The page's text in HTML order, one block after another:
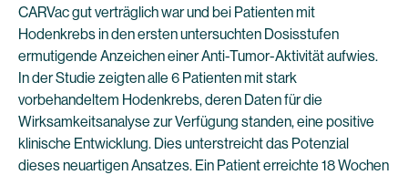
CARVac gut verträglich war und bei Patienten mit
Hodenkrebs in den ersten untersuchten Dosisstufen
ermutigende Anzeichen einer Anti-Tumor-Aktivität aufwies.
In der Studie zeigten alle 6 Patienten mit stark
vorbehandeltem Hodenkrebs, deren Daten für die
Wirksamkeitsanalyse zur Verfügung standen, eine positive
klinische Entwicklung. Dies unterstreicht das Potenzial
dieses neuartigen Ansatzes. Ein Patient erreichte 18 Wochen